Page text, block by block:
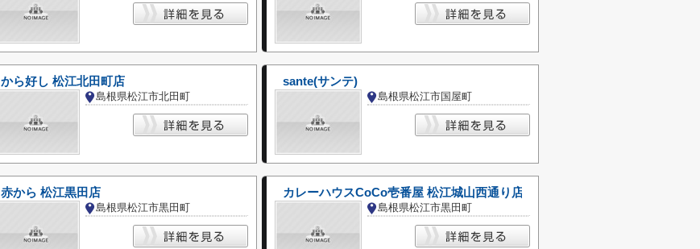
から好し 松江北田町店
島根県松江市北田町
sante(サンテ)
島根県松江市国屋町
赤から 松江黒田店
島根県松江市黒田町
カレーハウスCoCo壱番屋 松江城山西通り店
島根県松江市黒田町